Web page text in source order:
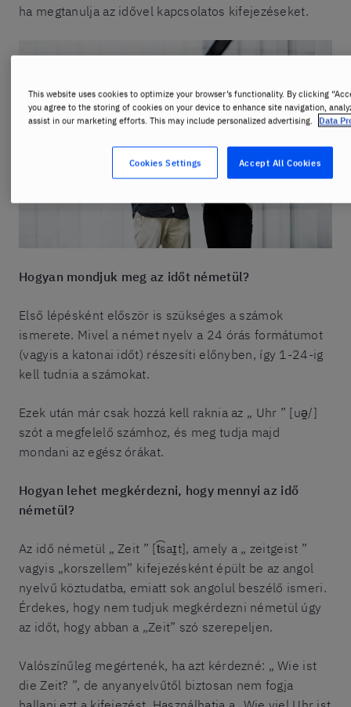
ha megtanulja az idővel kapcsolatos kifejezéseket.
Hogyan mondjuk meg az időt németül?
Első lépésként először is szükséges a számok
ismerete. Mivel a német nyelv a 24 órás formátumot
(vagyis a katonai időt) részesíti előnyben, így 1-24-ig
kell tudnia a számokat.
Ezek után már csak hozzá kell raknia az „ Uhr ” [uə̯/]
szót a megfelelő számhoz, és meg tudja majd
mondani az egész órákat.
Hogyan lehet megkérdezni, hogy mennyi az idő
németül?
Az idő németül „ Zeit ” [t͡saɪ̯t], amely a „ zeitgeist ”
vagyis „korszellem” kifejezésként épült be az angol
nyelvű köztudatba, emiatt sok angolul beszélő ismeri.
Érdekes, hogy nem tudjuk megkérdezni németül úgy
az időt, hogy abban a „Zeit” szó szerepeljen.
Valószínűleg megértenék, ha azt kérdezné: „ Wie ist
die Zeit? ”, de anyanyelvűtől biztosan nem fogja
This website uses cookies to optimize your browser’s functionality. By clicking
you agree to the storing of cookies on your device to enhance site navigation,
assist in our marketing efforts. This may include personalized advertising.
Data
Accept All Cookies
Cookies Settings